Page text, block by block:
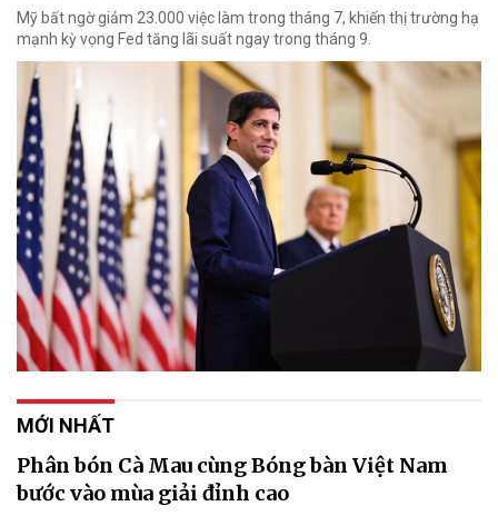
Mỹ bất ngờ giảm 23.000 việc làm trong tháng 7, khiến thị trường hạ
mạnh kỳ vọng Fed tăng lãi suất ngay trong tháng 9.
MỚI NHẤT
Phân bón Cà Mau cùng Bóng bàn Việt Nam
bước vào mùa giải đỉnh cao